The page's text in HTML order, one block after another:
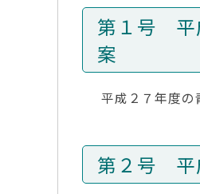
第１号 平
案
平成２７年度の
第２号 平